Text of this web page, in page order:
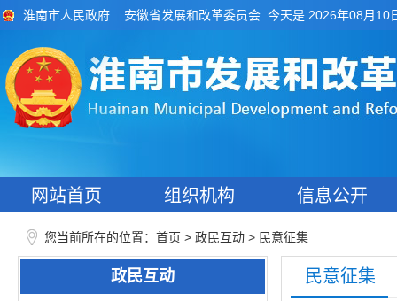
淮南市人民政府 安徽省发展和改革委员会 今天是 2026年08月10
网站首页 组织机构 信息公开
您当前所在的位置： 首页 > 政民互动 > 民意征集
政民互动 民意征集